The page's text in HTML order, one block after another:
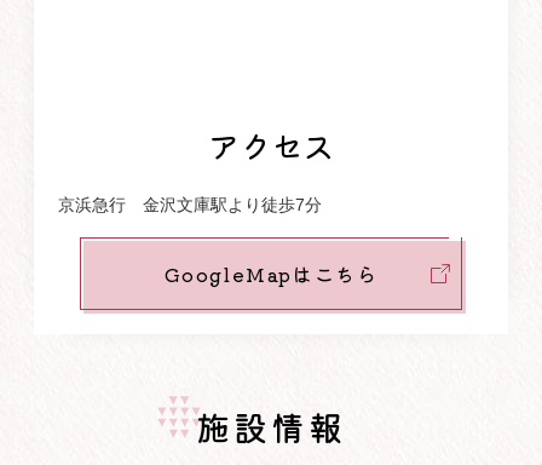
アクセス
京浜急行 金沢文庫駅より徒歩7分
GoogleMapはこちら
施設情報